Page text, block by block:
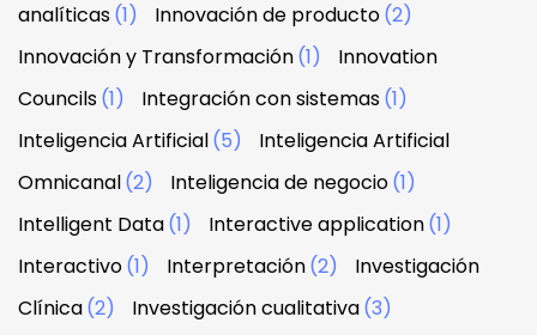
analíticas(1) Innovación de producto(2)
Innovación y Transformación(1)
Innovation
Councils(1) Integración con sistemas(1)
Inteligencia Artificial(5)
Inteligencia Artificial
Omnicanal(2) Inteligencia de negocio(1)
Intelligent Data(1) Interactive application(1)
Interactivo(1) Interpretación(2)
Investigación
Clínica(2) Investigación cualitativa(3)